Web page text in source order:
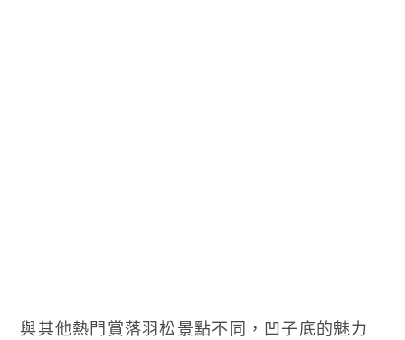
與其他熱門賞落羽松景點不同，凹子底的魅力